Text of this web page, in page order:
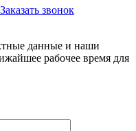
Заказать звонок
данные и наши
рабочее время для